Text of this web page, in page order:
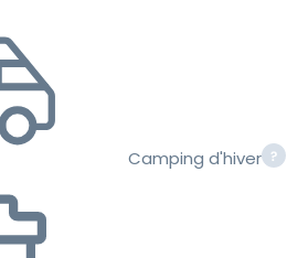
Camping d'hiver